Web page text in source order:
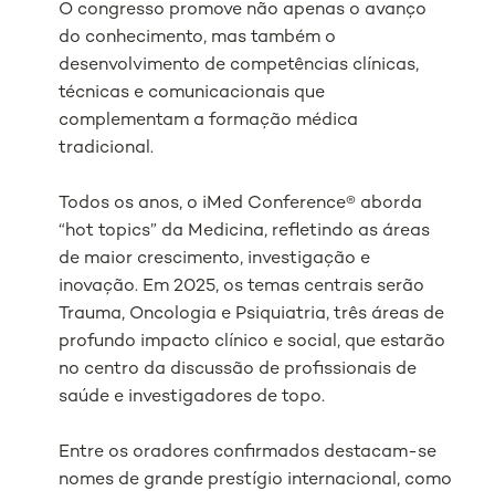
O congresso promove não apenas o avanço
do conhecimento, mas também o
desenvolvimento de competências clínicas,
técnicas e comunicacionais que
complementam a formação médica
tradicional.
Todos os anos, o iMed Conference® aborda
“hot topics” da Medicina, refletindo as áreas
de maior crescimento, investigação e
inovação. Em 2025, os temas centrais serão
Trauma, Oncologia e Psiquiatria, três áreas de
profundo impacto clínico e social, que estarão
no centro da discussão de profissionais de
saúde e investigadores de topo.
Entre os oradores confirmados destacam-se
nomes de grande prestígio internacional, como